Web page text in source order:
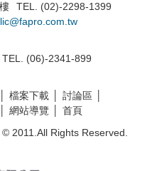
TEL. (02)-2298-1399
TEL. (06)-2341-899
檔案下載
討論區
網站導覽
首頁
2011.All Rights Reserved.